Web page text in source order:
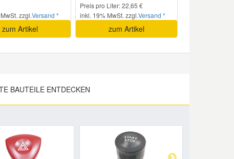
zzgl.Versand *
zum Artikel
Preis pro Liter: 22,65 €
inkl. 19% MwSt. zzgl.Versand *
zum Artikel
BAUTEILE ENTDECKEN